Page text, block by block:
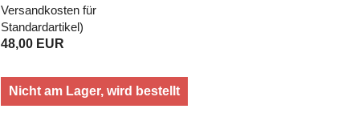
Versandkosten für
Standardartikel)
48,00 EUR
Nicht am Lager, wird bestellt